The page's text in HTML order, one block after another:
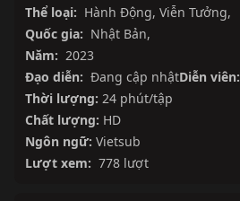
Thể loại: Hành Động, Viễn Tưởng,
Quốc gia: Nhật Bản,
Năm: 2023
Đạo diễn: Đang cập nhậtDiễn viên:
Thời lượng: 24 phút/tập
Chất lượng: HD
Ngôn ngữ: Vietsub
Lượt xem: 778 lượt